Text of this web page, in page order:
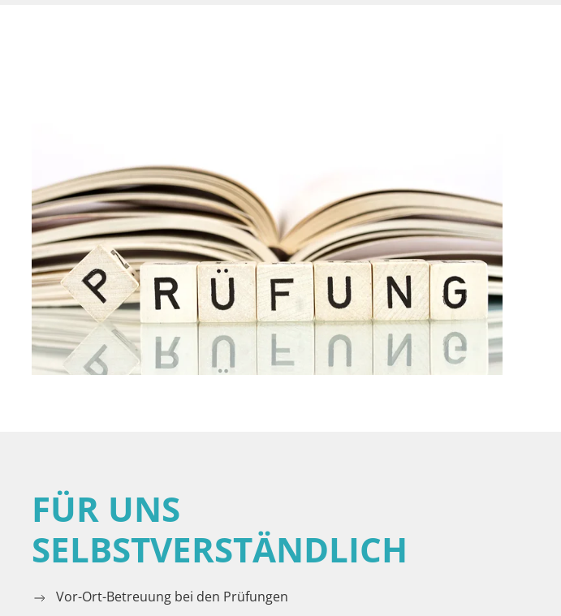
FÜR UNS
SELBSTVERSTÄNDLICH
Vor-Ort-Betreuung bei den Prüfungen